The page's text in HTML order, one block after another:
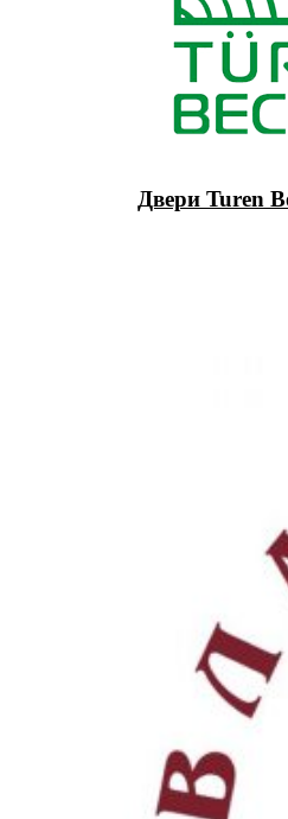
Двери Turen